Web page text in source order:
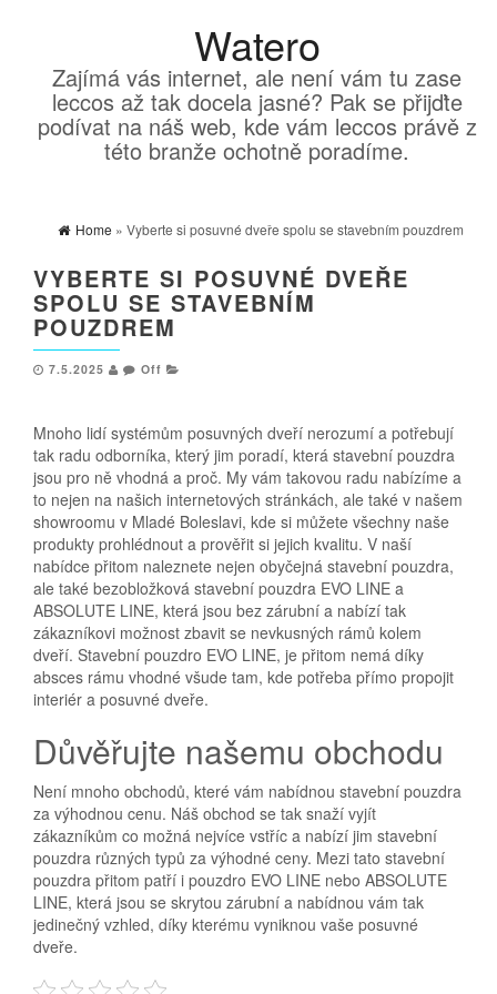
Watero
Zajímá vás internet, ale není vám tu zase
leccos až tak docela jasné? Pak se přijďte
podívat na náš web, kde vám leccos právě z
této branže ochotně poradíme.
Home » Vyberte si posuvné dveře spolu se stavebním pouzdrem
VYBERTE SI POSUVNÉ DVEŘE
SPOLU SE STAVEBNÍM
POUZDREM
7.5.2025 Off
Mnoho lidí systémům posuvných dveří nerozumí a potřebují
tak radu odborníka, který jim poradí, která stavební pouzdra
jsou pro ně vhodná a proč. My vám takovou radu nabízíme a
to nejen na našich internetových stránkách, ale také v našem
showroomu v Mladé Boleslavi, kde si můžete všechny naše
produkty prohlédnout a prověřit si jejich kvalitu. V naší
nabídce přitom naleznete nejen obyčejná stavební pouzdra,
ale také bezobložková stavební pouzdra EVO LINE a
ABSOLUTE LINE, která jsou bez zárubní a nabízí tak
zákazníkovi možnost zbavit se nevkusných rámů kolem
dveří. Stavební pouzdro EVO LINE, je přitom nemá díky
absces rámu vhodné všude tam, kde potřeba přímo propojit
interiér a posuvné dveře.
Důvěřujte našemu obchodu
Není mnoho obchodů, které vám nabídnou stavební pouzdra
za výhodnou cenu. Náš obchod se tak snaží vyjít
zákazníkům co možná nejvíce vstříc a nabízí jim stavební
pouzdra různých typů za výhodné ceny. Mezi tato stavební
pouzdra přitom patří i pouzdro EVO LINE nebo ABSOLUTE
LINE, která jsou se skrytou zárubní a nabídnou vám tak
jedinečný vzhled, díky kterému vyniknou vaše posuvné
dveře.